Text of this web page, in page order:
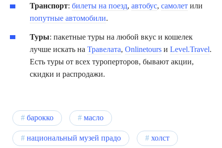
Транспорт: билеты на поезд, автобус, самолет или
попутные автомобили.
Туры: пакетные туры на любой вкус и кошелек
лучше искать на Травелата, Onlinetours и Level.Travel.
Есть туры от всех туроперторов, бывают акции,
скидки и распродажи.
барокко масло
национальный музей прадо холст